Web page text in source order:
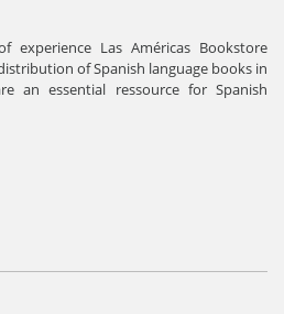
Las Américas Bookstore
of Spanish language books in
an essential ressource for Spanish